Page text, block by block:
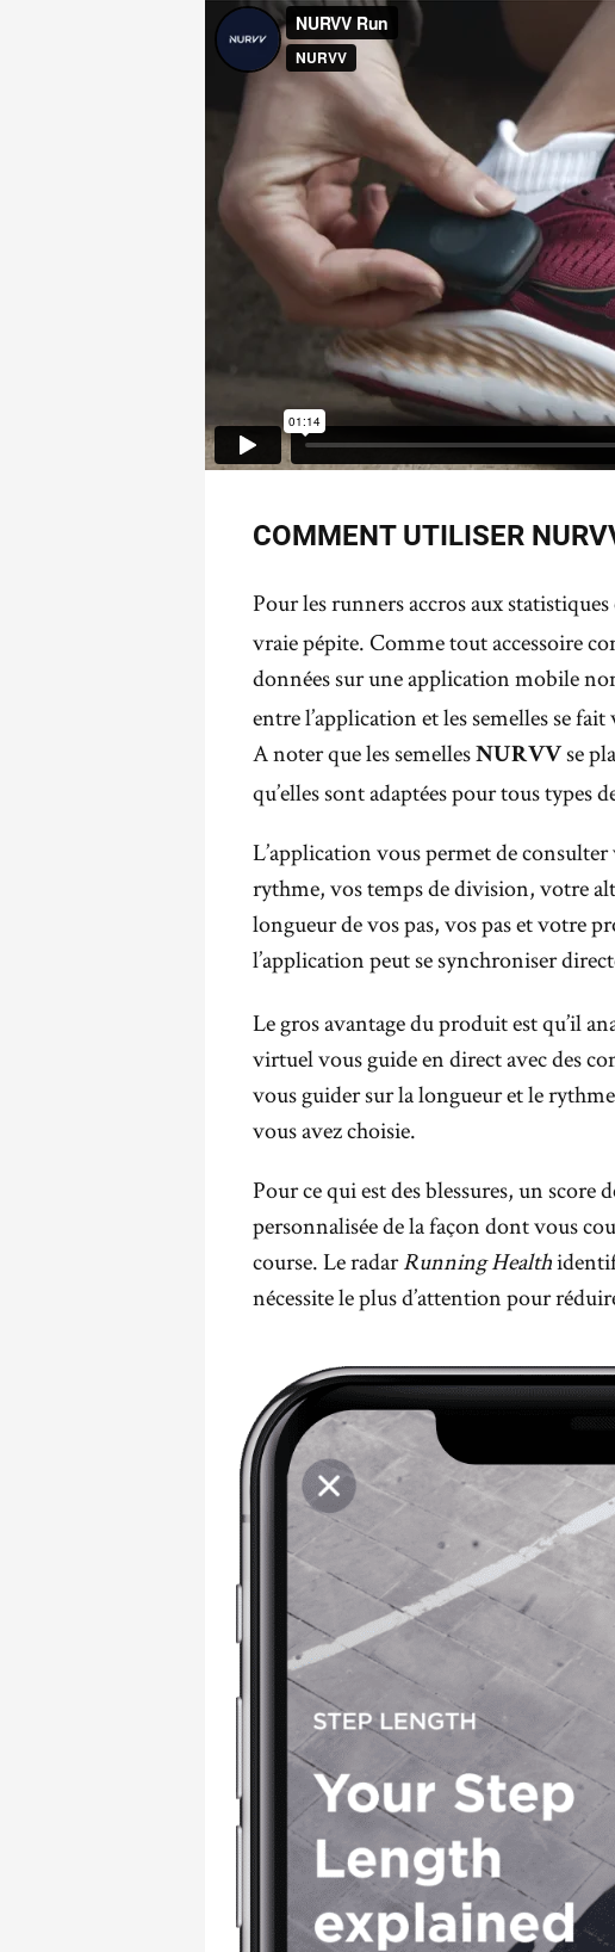
COMMENT UTILISER
Pour les runners accros aux
vraie pépite. Comme tout accessoire
données sur une application mobile
entre l’application et les semelles se
A noter que les semelles NURVVse
qu’elles sont adaptées pour tous types
L’application vous permet de
rythme, vos temps de division, votre
longueur de vos pas, vos pas et votre
l’application peut se synchroniser
Le gros avantage du produit est qu’il
virtuel vous guide en direct avec des
vous guider sur la longueur et le
vous avez choisie.
Pour ce qui est des blessures, un score
personnalisée de la façon dont vous
course. Le radarRunning Health
nécessite le plus d’attention pour